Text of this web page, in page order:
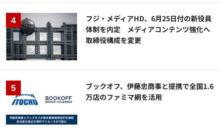
フジ・メディアHD、6月25日付の新役員
体制を内定 メディアコンテンツ強化へ
取締役構成を変更
ブックオフ、伊藤忠商事と提携で全国1.6
万店のファミマ網を活用